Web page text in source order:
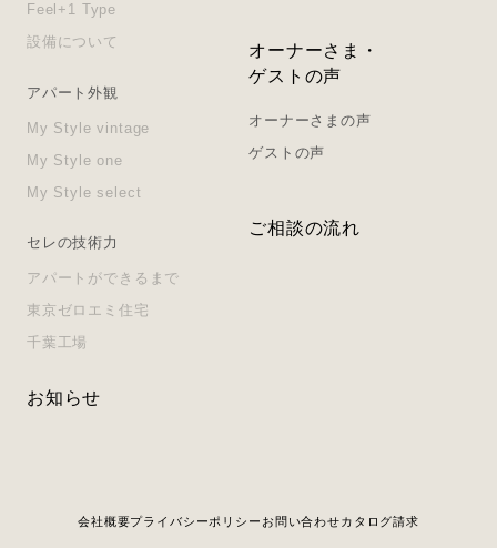
Feel+1 Type
設備について
アパート外観
My Style vintage
My Style one
My Style select
セレの技術力
アパートができるまで
東京ゼロエミ住宅
千葉工場
オーナーさま・
ゲストの声
オーナーさまの声
ゲストの声
ご相談の流れ
お知らせ
会社概要プライバシーポリシー お問い合わせカタログ請求